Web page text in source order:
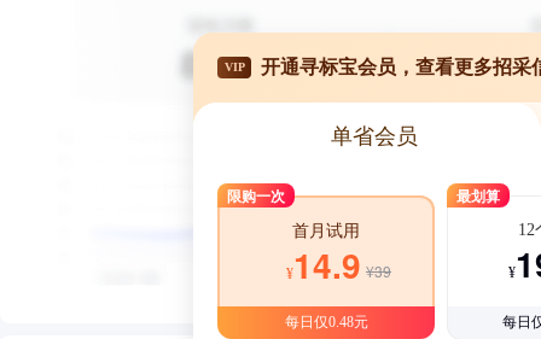
VIP 开通寻标宝会员，查看更多招采
单省会员
限购一次
首月试用
¥14.9 ¥39
每日仅0.48元
最划算
12
¥
每日